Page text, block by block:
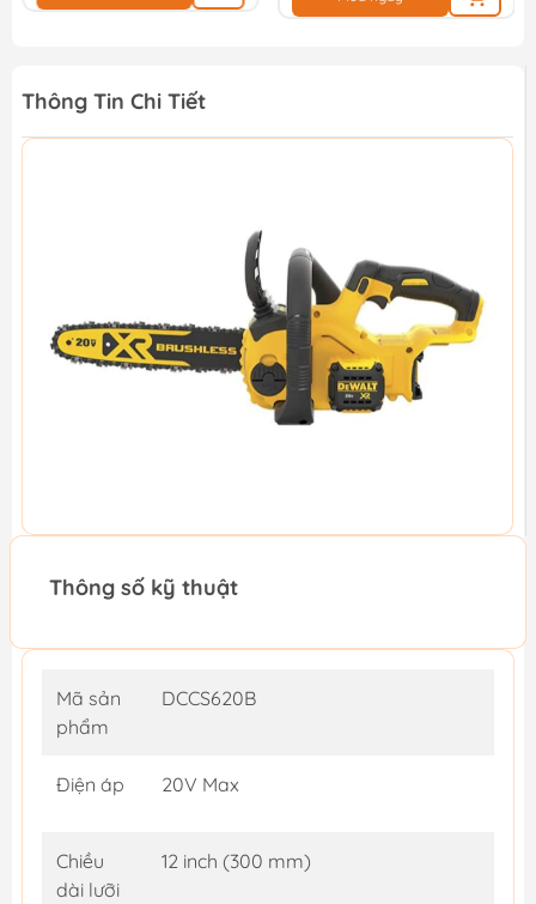
Thông Tin Chi Tiết
Thông số kỹ thuật
Mã sản
phẩm
DCCS620B
Điện áp 20V Max
Chiều
dài lưỡi
12 inch (300 mm)